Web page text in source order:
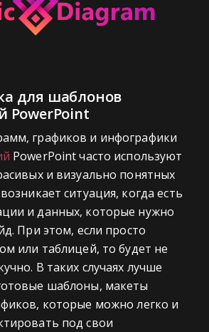
для шаблонов
PowerPoint
графиков и инфографики
PowerPoint часто используют
и визуально понятных
ситуация, когда есть
и данных, которые нужно
При этом, если просто
или таблицей, то будет не
В таких случаях лучше
шаблоны, макеты
которые можно легко и
под свои